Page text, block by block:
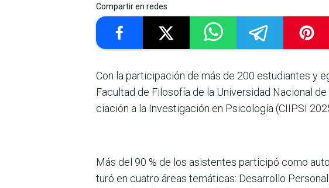
Compartir en redes
Con la participación de más de 200 estudiantes y
Facultad de Filosofía de la Universidad Nacional
ciación a la Investigación en Psicología (CIIPSI
Más del 90 % de los asisten­tes participó como
turó en cuatro áreas temá­ticas: Desarrollo